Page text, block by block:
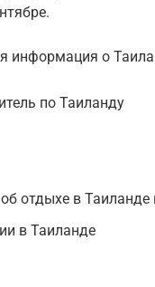
информация о
по Таиланду
отдыхе в Таиланде
в Таиланде